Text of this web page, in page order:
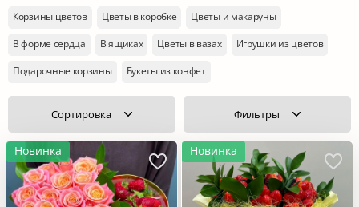
Корзины цветов Цветы в коробке
Цветы и макаруны
В форме сердца
В ящиках Цветы в вазах
Игрушки из цветов
Подарочные корзины
Букеты из конфет
Сортировка Фильтры
Новинка Новинка